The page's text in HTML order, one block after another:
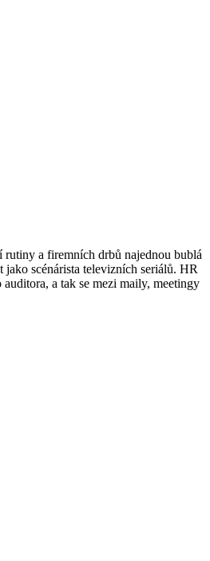
rutiny a firemních drbů najednou bublá
scénárista televizních seriálů. HR
a tak se mezi maily, meetingy